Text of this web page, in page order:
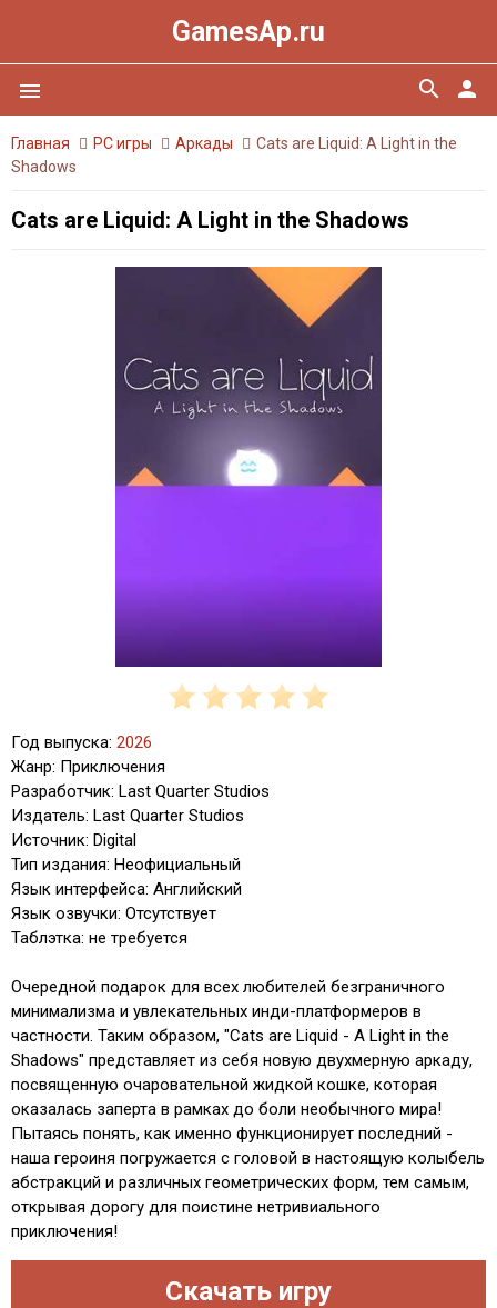
GamesAp.ru
menu person
search
Главная PC игры Аркады
Cats are Liquid: A Light in the
Shadows
Cats are Liquid: A Light in the Shadows
Год выпуска: 2026
Жанр: Приключения
Разработчик: Last Quarter Studios
Издатель: Last Quarter Studios
Источник: Digital
Тип издания: Неофициальный
Язык интерфейса: Английский
Язык озвучки: Отсутствует
Таблэтка: не требуется
Очередной подарок для всех любителей безграничного
минимализма и увлекательных инди-платформеров в
частности. Таким образом, "Cats are Liquid - A Light in the
Shadows" представляет из себя новую двухмерную аркаду,
посвященную очаровательной жидкой кошке, которая
оказалась заперта в рамках до боли необычного мира!
Пытаясь понять, как именно функционирует последний -
наша героиня погружается с головой в настоящую колыбель
абстракций и различных геометрических форм, тем самым,
открывая дорогу для поистине нетривиального
приключения!
Скачать игру